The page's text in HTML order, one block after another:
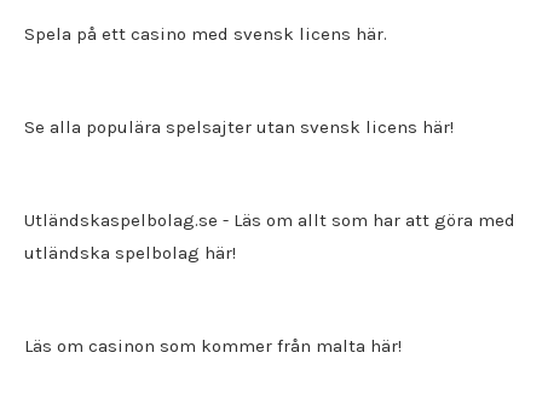
Spela på ett casino med svensk licens här.
Se alla populära spelsajter utan svensk licens här!
Utländskaspelbolag.se - Läs om allt som har att göra med
utländska spelbolag här!
Läs om casinon som kommer från malta här!